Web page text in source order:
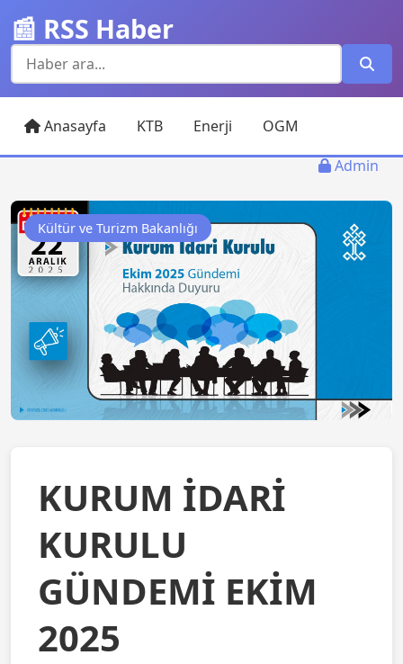
📰 RSS Haber
Anasayfa KTB Enerji
OGM
Admin
Kültür ve Turizm Bakanlığı
KURUM İDARİ
KURULU
GÜNDEMİ EKİM
2025